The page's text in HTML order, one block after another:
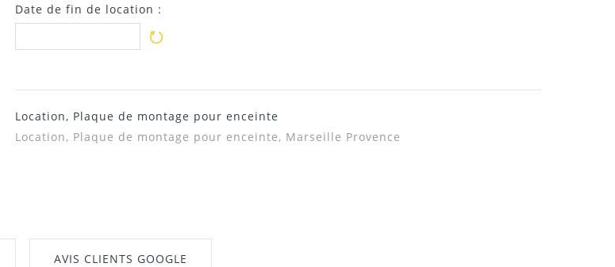
Date de fin de location :
Location, Plaque de montage pour enceinte
Location, Plaque de montage pour enceinte, Marseille Provence
AVIS CLIENTS GOOGLE